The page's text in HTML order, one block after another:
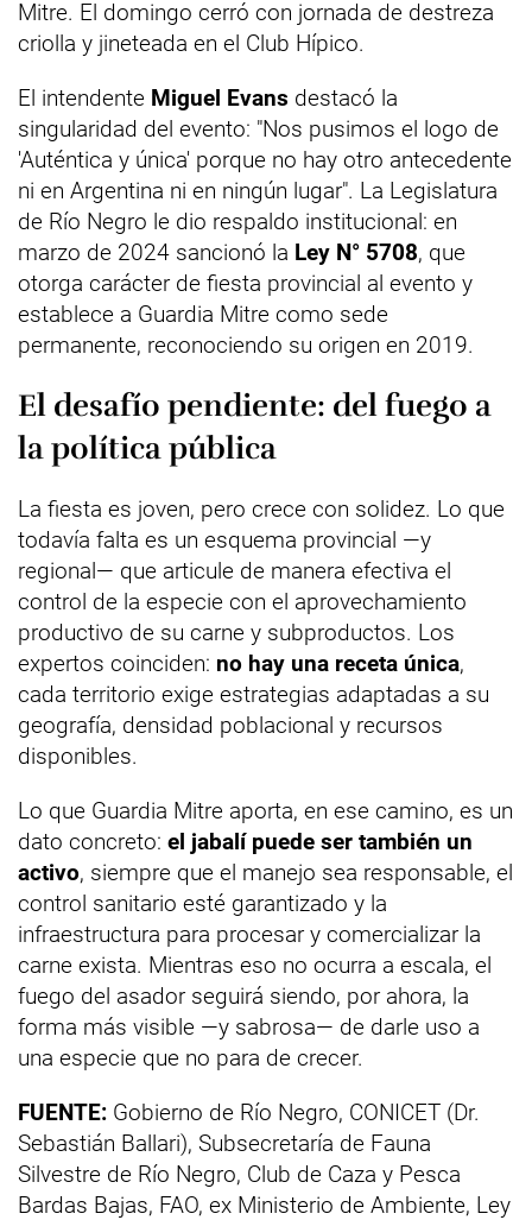
Mitre. El domingo cerró con jornada de destreza
criolla y jineteada en el Club Hípico.
El intendente Miguel Evans destacó la
singularidad del evento: "Nos pusimos el logo de
'Auténtica y única' porque no hay otro antecedente
ni en Argentina ni en ningún lugar". La Legislatura
de Río Negro le dio respaldo institucional: en
marzo de 2024 sancionó la Ley N° 5708, que
otorga carácter de fiesta provincial al evento y
establece a Guardia Mitre como sede
permanente, reconociendo su origen en 2019.
El desafío pendiente: del fuego a
la política pública
La fiesta es joven, pero crece con solidez. Lo que
todavía falta es un esquema provincial —y
regional— que articule de manera efectiva el
control de la especie con el aprovechamiento
productivo de su carne y subproductos. Los
expertos coinciden: no hay una receta única,
cada territorio exige estrategias adaptadas a su
geografía, densidad poblacional y recursos
disponibles.
Lo que Guardia Mitre aporta, en ese camino, es un
dato concreto: el jabalí puede ser también un
activo, siempre que el manejo sea responsable, el
control sanitario esté garantizado y la
infraestructura para procesar y comercializar la
carne exista. Mientras eso no ocurra a escala, el
fuego del asador seguirá siendo, por ahora, la
forma más visible —y sabrosa— de darle uso a
una especie que no para de crecer.
FUENTE: Gobierno de Río Negro, CONICET (Dr.
Sebastián Ballari), Subsecretaría de Fauna
Silvestre de Río Negro, Club de Caza y Pesca
Bardas Bajas, FAO, ex Ministerio de Ambiente, Ley